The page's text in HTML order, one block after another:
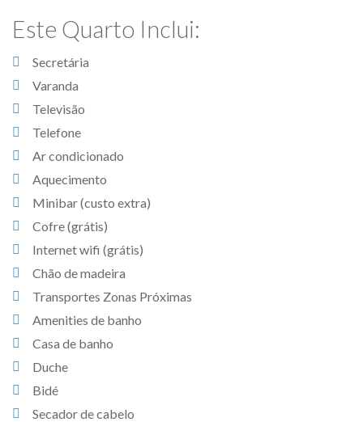
Este Quarto Inclui:
Secretária
Varanda
Televisão
Telefone
Ar condicionado
Aquecimento
Minibar (custo extra)
Cofre (grátis)
Internet wifi (grátis)
Chão de madeira
Transportes Zonas Próximas
Amenities de banho
Casa de banho
Duche
Bidé
Secador de cabelo